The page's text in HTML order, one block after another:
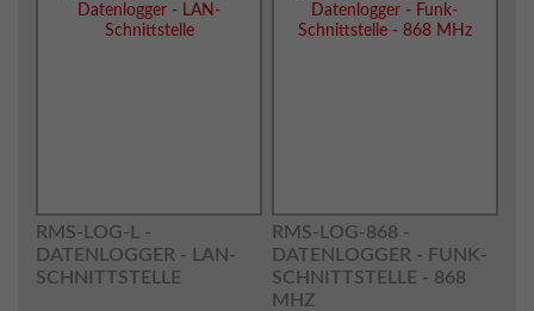
RMS-LOG-L -
DATENLOGGER - LAN-
SCHNITTSTELLE
RMS-LOG-868 -
DATENLOGGER - FUNK-
SCHNITTSTELLE - 868
MHZ